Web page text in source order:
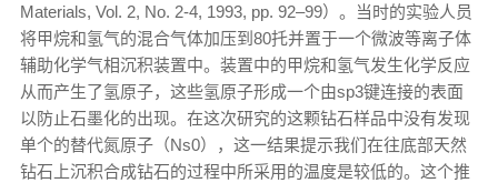
Materials, Vol. 2, No. 2-4, 1993, pp. 92–99）。当时的实验人员
将甲烷和氢气的混合气体加压到80托并置于一个微波等离子体
辅助化学气相沉积装置中。装置中的甲烷和氢气发生化学反应
从而产生了氢原子，这些氢原子形成一个由sp3键连接的表面
以防止石墨化的出现。在这次研究的这颗钻石样品中没有发现
单个的替代氮原子（Ns0），这一结果提示我们在往底部天然
钻石上沉积合成钻石的过程中所采用的温度是较低的。这个推